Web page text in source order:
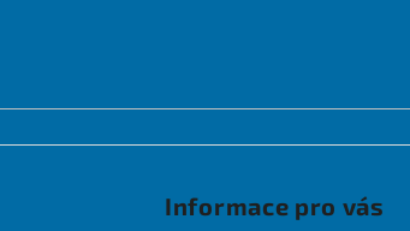
Informace pro vás